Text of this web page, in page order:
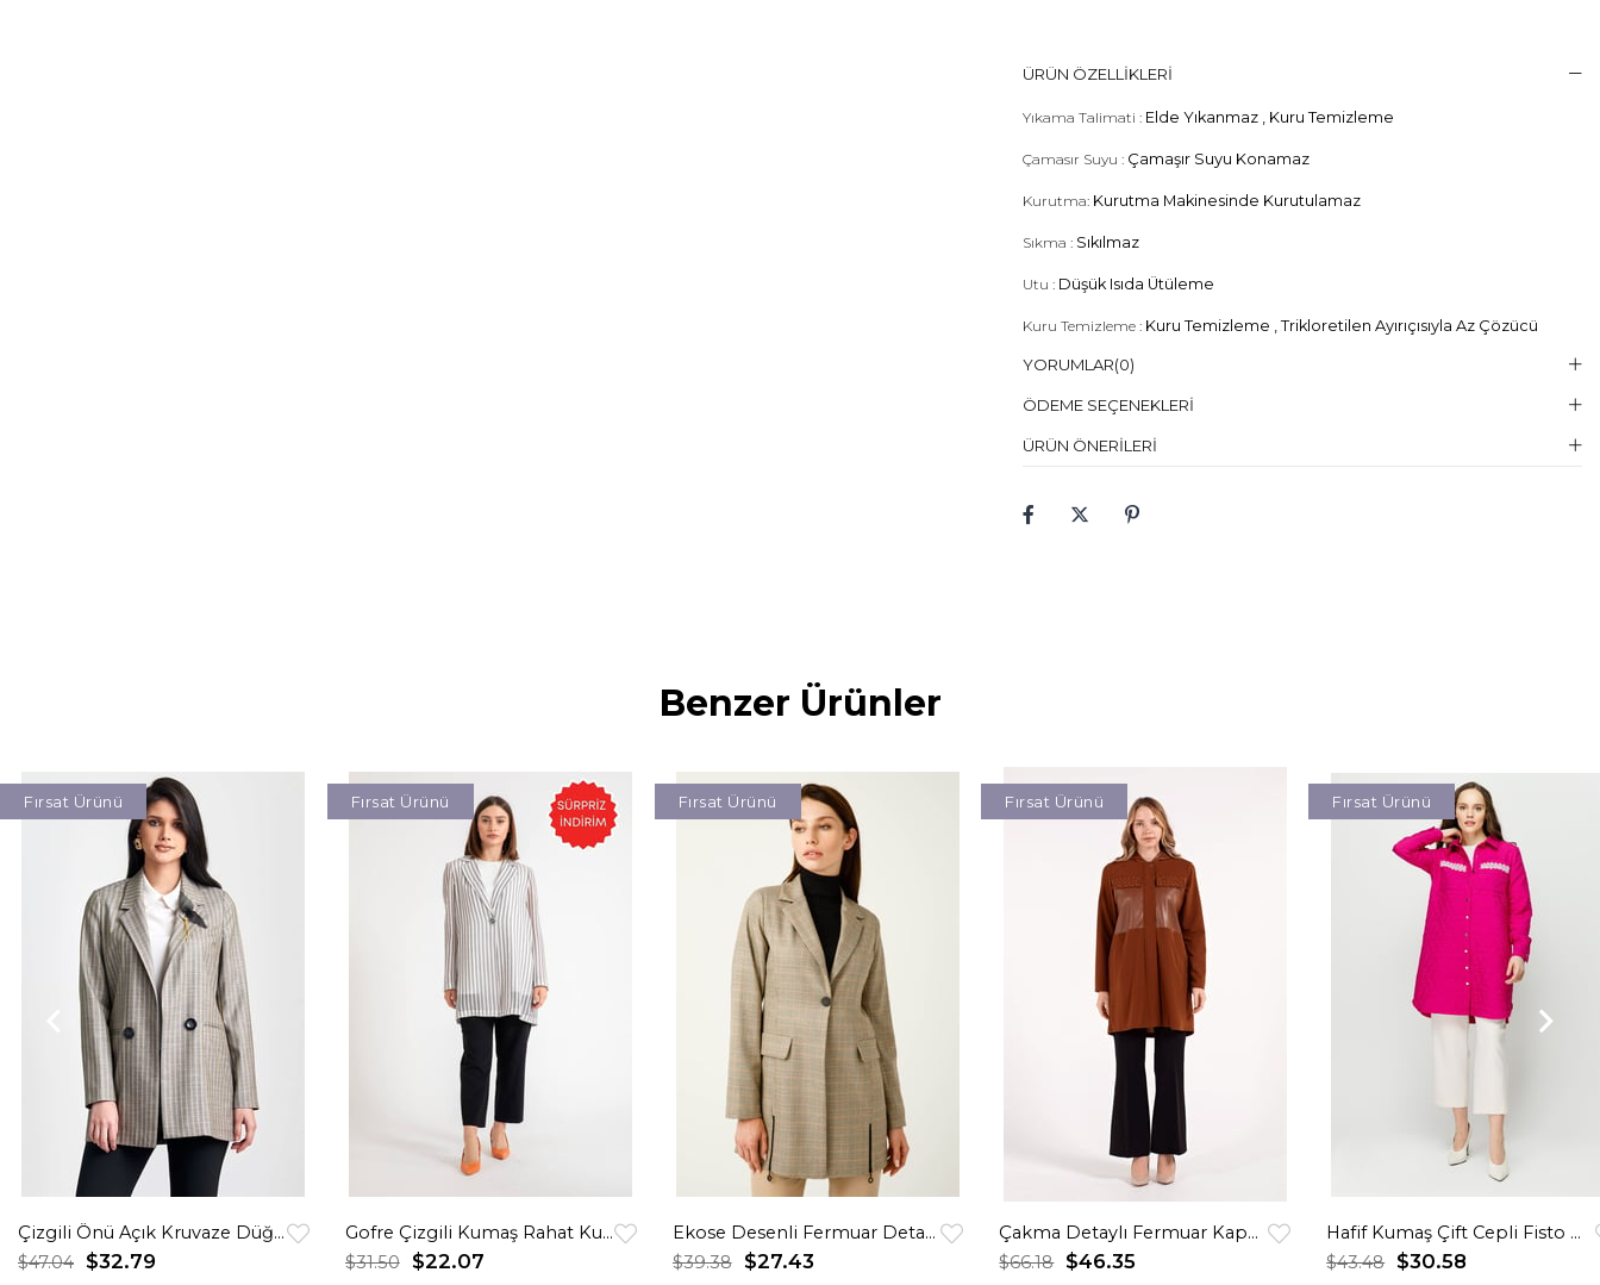
ÜRÜN ÖZELLIKLERI
Yıkama Talimati : Elde Yıkanmaz , Kuru Temizleme
Çamasır Suyu : Çamaşır Suyu Konamaz
Kurutma: Kurutma Makinesinde Kurutulamaz
Sıkma : Sıkılmaz
Utu : Düşük Isıda Ütüleme
Kuru Temizleme : Kuru Temizleme , Trikloretilen Ayırıçısıyla Az Çözücü
YORUMLAR(0)
ÖDEME SEÇENEKLERI
ÜRÜN ÖNERILERI
Benzer Ürünler
Çizgili Önü Açık Kruvaze Düğmeli Ceket
$32.79
$47.04
Fırsat Ürünü
Gofre Çizgili Kumaş Rahat Kullanımlı Kurtarıcı Ceket Gri
$22.07
$31.50
Fırsat Ürünü
Ekose Desenli Fermuar Detaylı Blazer Ceket Bej
$27.43
$39.38
Fırsat Ürünü
Çakma Detaylı Fermuar Kapamalı Kapişonlu Giy Çık Tunik Taba
$46.35
$66.18
Fırsat Ürünü
Hafif Kumaş Çift Cepli Fisto Detaylı Giy Çık Ceket Fuşya
$30.58
$43.48
Fırsat Ürünü